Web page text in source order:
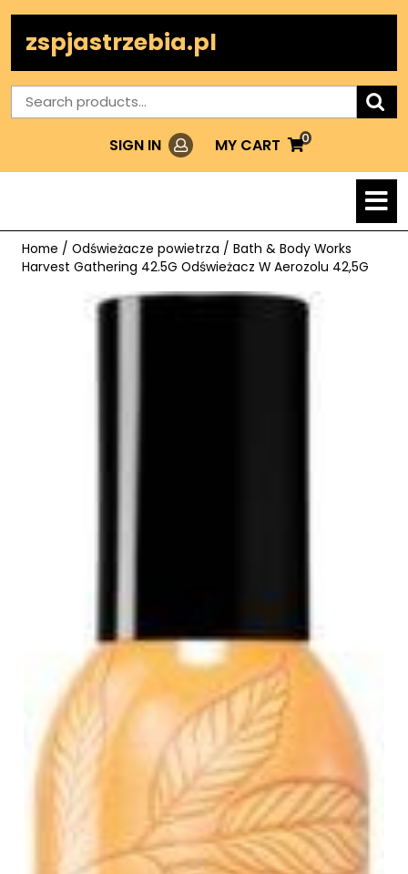
contentzspjastrzebia.pl
Search
for:
SIGN IN LoginMY CART
MY
0
Home / Odświeżacze powietrza / Bath & Body Works
Harvest Gathering 42.5G Odświeżacz W Aerozolu 42,5G